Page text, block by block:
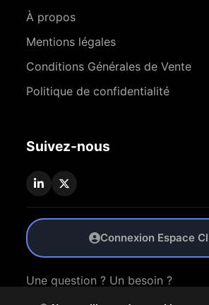
À propos
Mentions légales
Conditions Générales de Vente
Politique de confidentialité
Suivez-nous
Connexion Espace
Une question ? Un besoin ?